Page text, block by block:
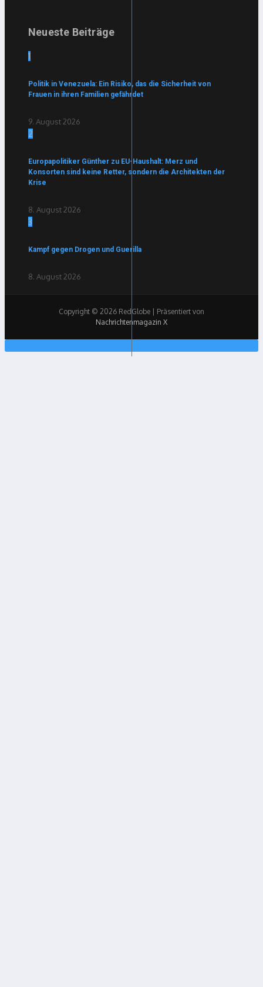
Neueste Beiträge
1
Politik in Venezuela: Ein Risiko, das die Sicherheit von
Frauen in ihren Familien gefährdet
9. August 2026
2
Europapolitiker Günther zu EU-Haushalt: Merz und
Konsorten sind keine Retter, sondern die Architekten der
Krise
8. August 2026
3
Kampf gegen Drogen und Guerilla
8. August 2026
Copyright © 2026 RedGlobe | Präsentiert von
Nachrichtenmagazin X